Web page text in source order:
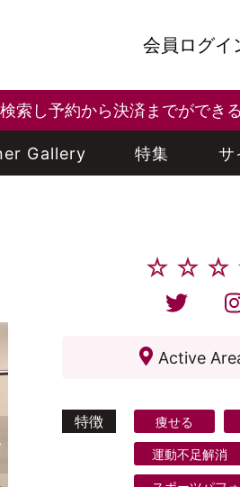
会員ログイ
索し予約から決済までができ
Gallery 特集 サ
Active
特徴 痩せる
運動不足解消